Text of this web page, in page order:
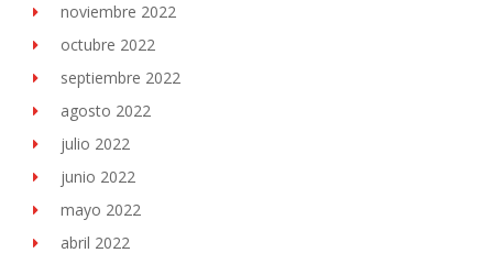
noviembre 2022
octubre 2022
septiembre 2022
agosto 2022
julio 2022
junio 2022
mayo 2022
abril 2022